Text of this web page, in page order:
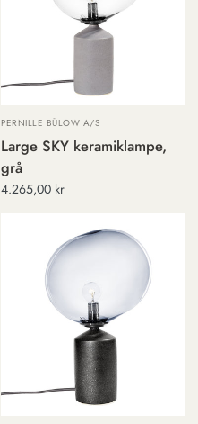
PERNILLE BÜLOW A/S
Large SKY keramiklampe,
grå
4.265,00 kr